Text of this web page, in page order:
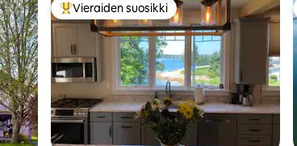
Vieraiden suosikkien parhaimmistoa
Vieraiden suosikki